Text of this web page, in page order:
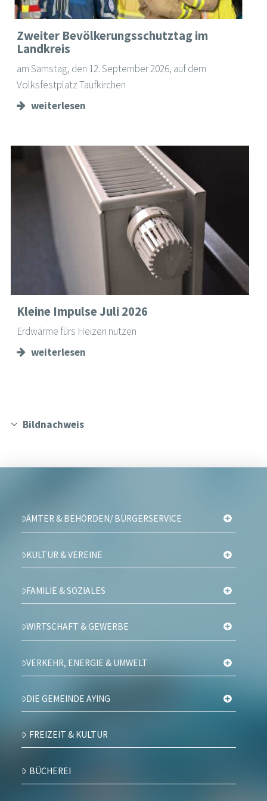
Zweiter Bevölkerungsschutztag im
Landkreis
am Samstag, den 12. September 2026, auf dem
Volksfestplatz Taufkirchen
weiterlesen
Kleine Impulse Juli 2026
Erdwärme fürs Heizen nutzen
weiterlesen
Bildnachweis
ÄMTER & BEHÖRDEN/ BÜRGERSERVICE
KULTUR & VEREINE
FAMILIE & SOZIALES
WIRTSCHAFT & GEWERBE
VERKEHR, ENERGIE & UMWELT
DIE GEMEINDE AYING
FREIZEIT & KULTUR
BÜCHEREI